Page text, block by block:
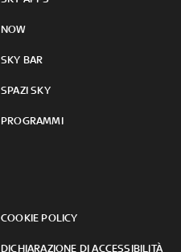
NOW
SKY BAR
SPAZI SKY
PROGRAMMI
COOKIE POLICY
DICHIARAZIONE DI ACCESSIBILITÀ